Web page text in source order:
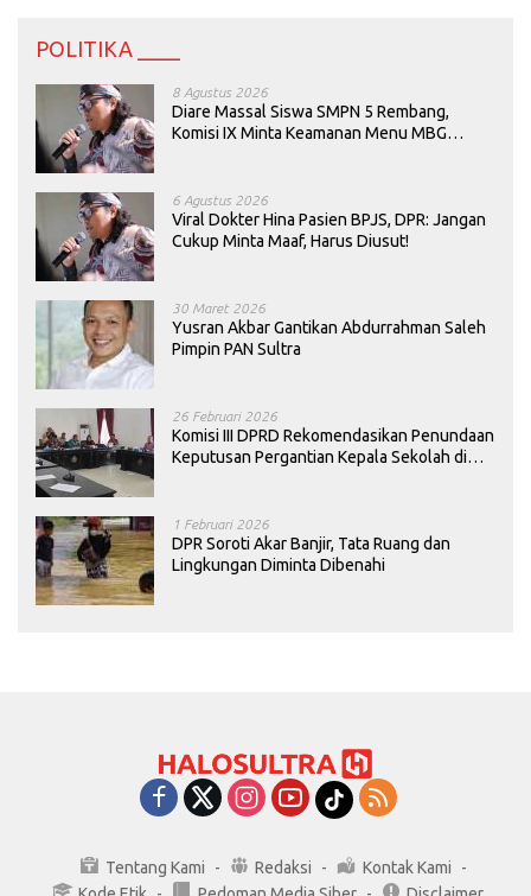
POLITIKA ____
8 Agustus 2026
Diare Massal Siswa SMPN 5 Rembang,
Komisi IX Minta Keamanan Menu MBG
6 Agustus 2026
Viral Dokter Hina Pasien BPJS, DPR: Jangan
Cukup Minta Maaf, Harus Diusut!
30 Maret 2026
Yusran Akbar Gantikan Abdurrahman Saleh
Pimpin PAN Sultra
26 Februari 2026
Komisi III DPRD Rekomendasikan Penundaan
Keputusan Pergantian Kepala Sekolah di
1 Februari 2026
DPR Soroti Akar Banjir, Tata Ruang dan
Lingkungan Diminta Dibenahi
Tentang Kami Redaksi
Kontak Kami